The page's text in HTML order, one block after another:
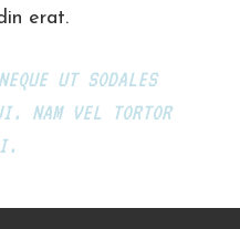
erat.
UT SODALES
NAM VEL TORTOR